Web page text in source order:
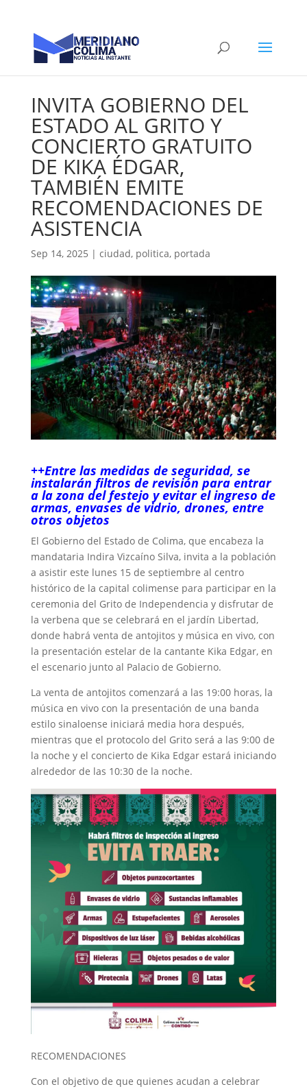
INVITA GOBIERNO DEL
ESTADO AL GRITO Y
CONCIERTO GRATUITO
DE KIKA ÉDGAR,
TAMBIÉN EMITE
RECOMENDACIONES DE
ASISTENCIA
Sep 14, 2025 | ciudad, politica, portada
++Entre las medidas de seguridad, se
instalarán filtros de revisión para entrar
a la zona del festejo y evitar el ingreso de
armas, envases de vidrio, drones, entre
otros objetos
El Gobierno del Estado de Colima, que encabeza la
mandataria Indira Vizcaíno Silva, invita a la población
a asistir este lunes 15 de septiembre al centro
histórico de la capital colimense para participar en la
ceremonia del Grito de Independencia y disfrutar de
la verbena que se celebrará en el jardín Libertad,
donde habrá venta de antojitos y música en vivo, con
la presentación estelar de la cantante Kika Edgar, en
el escenario junto al Palacio de Gobierno.
La venta de antojitos comenzará a las 19:00 horas, la
música en vivo con la presentación de una banda
estilo sinaloense iniciará media hora después,
mientras que el protocolo del Grito será a las 9:00 de
la noche y el concierto de Kika Edgar estará iniciando
alrededor de las 10:30 de la noche.
RECOMENDACIONES
Con el objetivo de que quienes acudan a celebrar